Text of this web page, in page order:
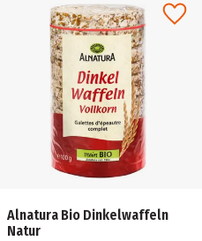
Alnatura Bio Dinkelwaffeln
Natur